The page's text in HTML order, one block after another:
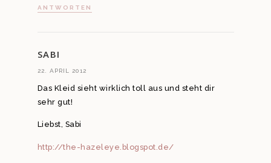
ANTWORTEN
SABI
22. APRIL 2012
Das Kleid sieht wirklich toll aus und steht dir
sehr gut!
Liebst, Sabi
http://the-hazeleye.blogspot.de/